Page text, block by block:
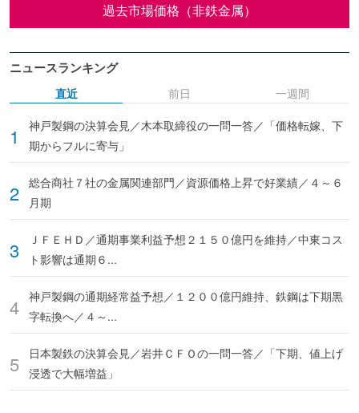
過去市場価格（非鉄金属）
ニュースランキング
直近
神戸製鋼の決算会見／木本取締役の一問一答／「価格転嫁、下
期からフルに寄与」
総合商社７社の金属関連部門／資源価格上昇で好業績／４～６
月期
ＪＦＥＨＤ／通期事業利益予想２１５０億円を維持／中東コス
ト影響は通期６...
神戸製鋼の通期経常益予想／１２００億円維持、鉄鋼は下期黒
字転換へ／４～...
日本製鉄の決算会見／岩井ＣＦＯの一問一答／「下期、値上げ
浸透で大幅増益」
前日 一週間